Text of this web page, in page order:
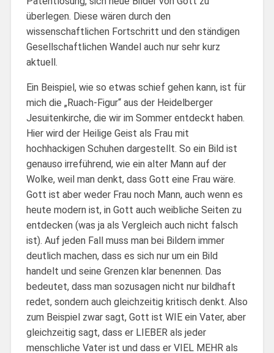
überlegen. Diese wären durch den
wissenschaftlichen Fortschritt und den ständigen
Gesellschaftlichen Wandel auch nur sehr kurz
aktuell.
Ein Beispiel, wie so etwas schief gehen kann, ist für
mich die „Ruach-Figur“ aus der Heidelberger
Jesuitenkirche, die wir im Sommer entdeckt haben.
Hier wird der Heilige Geist als Frau mit
hochhackigen Schuhen dargestellt. So ein Bild ist
genauso irreführend, wie ein alter Mann auf der
Wolke, weil man denkt, dass Gott eine Frau wäre.
Gott ist aber weder Frau noch Mann, auch wenn es
heute modern ist, in Gott auch weibliche Seiten zu
entdecken (was ja als Vergleich auch nicht falsch
ist). Auf jeden Fall muss man bei Bildern immer
deutlich machen, dass es sich nur um ein Bild
handelt und seine Grenzen klar benennen. Das
bedeutet, dass man sozusagen nicht nur bildhaft
redet, sondern auch gleichzeitig kritisch denkt. Also
zum Beispiel zwar sagt, Gott ist WIE ein Vater, aber
gleichzeitig sagt, dass er LIEBER als jeder
menschliche Vater ist und dass er VIEL MEHR als